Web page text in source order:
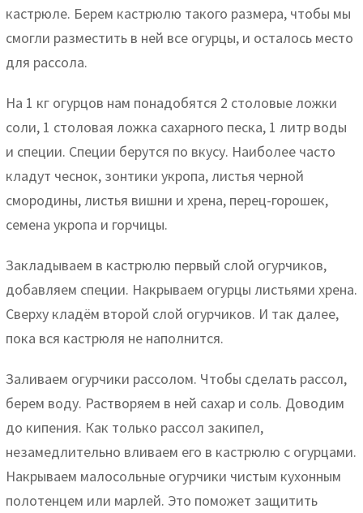
кастрюле. Берем кастрюлю такого размера, чтобы мы
смогли разместить в ней все огурцы, и осталось место
для рассола.
На 1 кг огурцов нам понадобятся 2 столовые ложки
соли, 1 столовая ложка сахарного песка, 1 литр воды
и специи. Специи берутся по вкусу. Наиболее часто
кладут чеснок, зонтики укропа, листья черной
смородины, листья вишни и хрена, перец-горошек,
семена укропа и горчицы.
Закладываем в кастрюлю первый слой огурчиков,
добавляем специи. Накрываем огурцы листьями хрена.
Сверху кладём второй слой огурчиков. И так далее,
пока вся кастрюля не наполнится.
Заливаем огурчики рассолом. Чтобы сделать рассол,
берем воду. Растворяем в ней сахар и соль. Доводим
до кипения. Как только рассол закипел,
незамедлительно вливаем его в кастрюлю с огурцами.
Накрываем малосольные огурчики чистым кухонным
полотенцем или марлей. Это поможет защитить